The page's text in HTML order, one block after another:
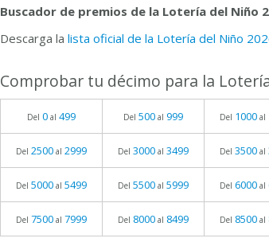
Buscador de premios de la Lotería del Niño
Descarga la lista oficial de la Lotería del Niño
Comprobar tu décimo para la
Del 0 al 499 Del 500 al 999 Del 1000 al
Del 2500 al 2999 Del 3000 al 3499 Del 3500 al
Del 5000 al 5499 Del 5500 al 5999 Del 6000 al
Del 7500 al 7999 Del 8000 al 8499 Del 8500 al